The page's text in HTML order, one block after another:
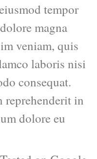
tempor
magna
veniam, quis
laboris nisi
consequat.
in
dolore eu